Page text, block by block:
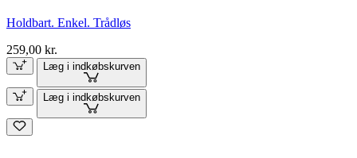
Holdbart. Enkel. Trådløs
259,00 kr.
Læg i indkøbskurven
Læg i indkøbskurven